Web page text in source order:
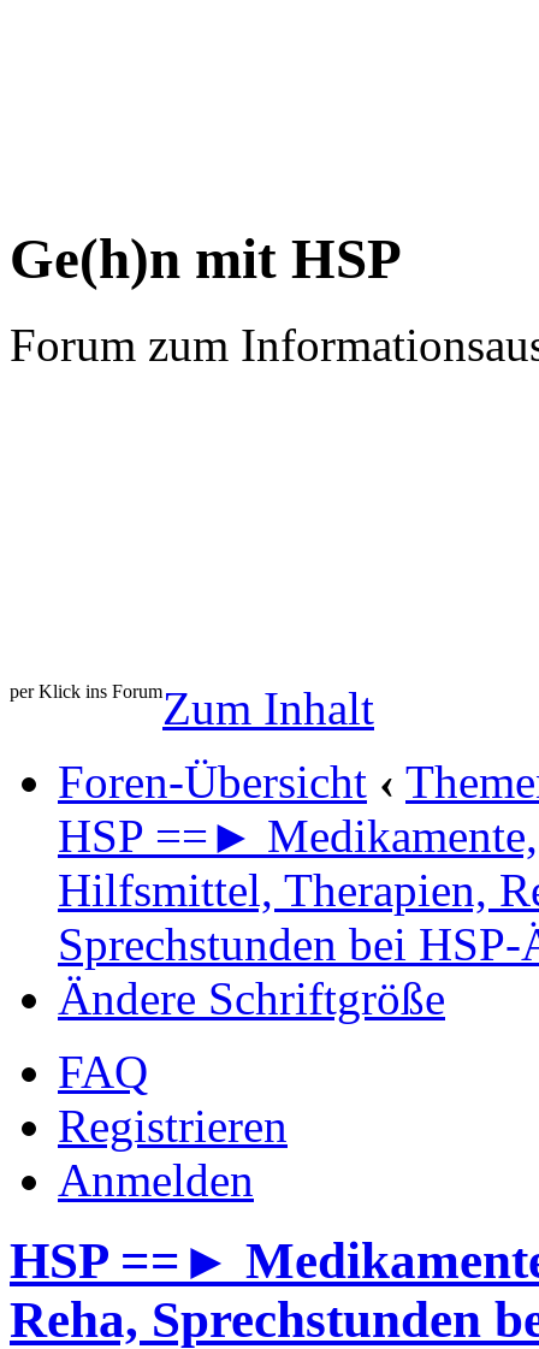
Ge(h)n mit HSP
Forum zum
per Klick ins ForumZum Inhalt
Foren-Übersicht ‹
HSP ==► Medikamente,
Hilfsmittel, Therapien,
Sprechstunden bei HSP-
Ändere Schriftgröße
FAQ
Registrieren
Anmelden
HSP ==►
Reha, Sprechstunden